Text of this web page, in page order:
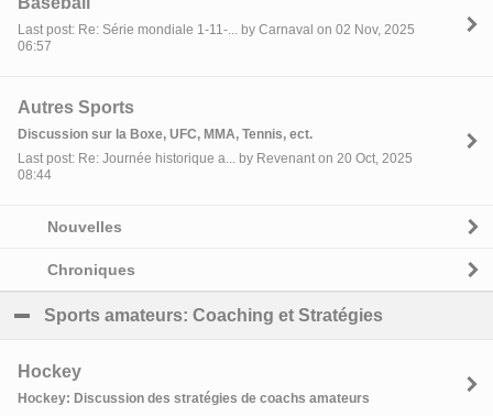
Last post: Re: Série mondiale 1-11-... by Carnaval on 02 Nov, 2025
06:57
Autres Sports
Discussion sur la Boxe, UFC, MMA, Tennis, ect.
Last post: Re: Journée historique a... by Revenant on 20 Oct, 2025
08:44
Nouvelles
Chroniques
Sports amateurs: Coaching et Stratégies
Hockey
Hockey: Discussion des stratégies de coachs amateurs